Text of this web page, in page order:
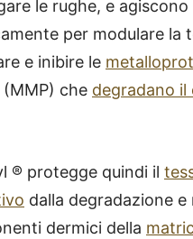
le rughe, e agiscono
per modulare la
e inibire le
(MMP) che degradano il
® protegge quindi il
dalla degradazione
dermici della